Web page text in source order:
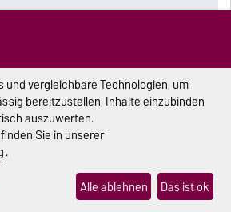
März 2017 in der Fassung vom 26. Juni
25. September 2024
- Erste Satzung zur Änderung der
Studien- und Prüfungsordnung für
und vergleichbare Technologien, um
bereitzustellen, Inhalte einzubinden
auszuwerten.
Sie in unserer
.
Alle ablehnen Das ist ok